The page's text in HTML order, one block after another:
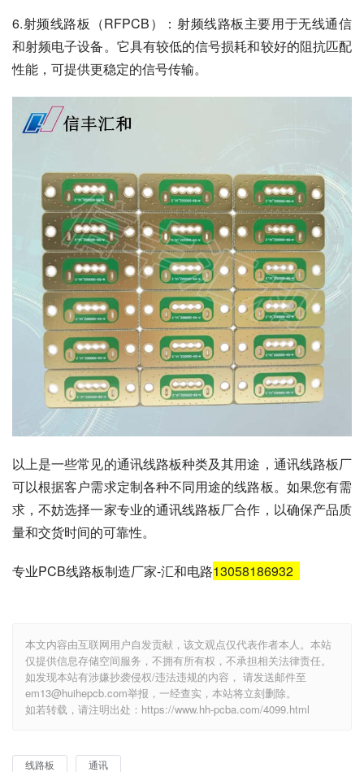
6.射频线路板（RFPCB）：射频线路板主要用于无线通信
和射频电子设备。它具有较低的信号损耗和较好的阻抗匹配
性能，可提供更稳定的信号传输。
以上是一些常见的通讯线路板种类及其用途，通讯线路板厂
可以根据客户需求定制各种不同用途的线路板。如果您有需
求，不妨选择一家专业的通讯线路板厂合作，以确保产品质
量和交货时间的可靠性。
专业PCB线路板制造厂家-汇和电路13058186932
本文内容由互联网用户自发贡献，该文观点仅代表作者本人。本站
仅提供信息存储空间服务，不拥有所有权，不承担相关法律责任。
如发现本站有涉嫌抄袭侵权/违法违规的内容， 请发送邮件至
em13@huihepcb.com举报，一经查实，本站将立刻删除。
如若转载，请注明出处：https://www.hh-pcba.com/4099.html
线路板 通讯